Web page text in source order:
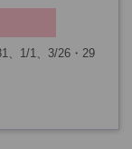
、1/1、3/26・29